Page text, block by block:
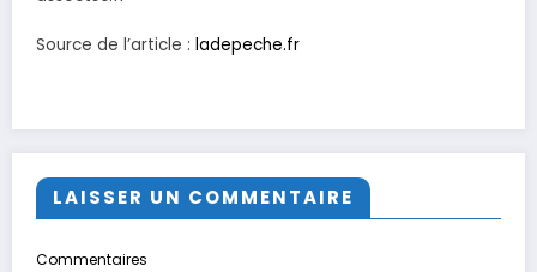
Source de l’article : ladepeche.fr
LAISSER UN COMMENTAIRE
Commentaires